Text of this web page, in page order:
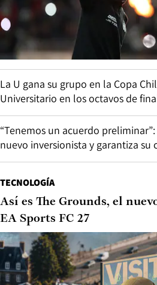
La U gana su grupo en la Copa
Universitario en los octavos de
“Tenemos un acuerdo
nuevo inversionista y garantiza su
TECNOLOGÍA
Así es The Grounds, el
EA Sports FC 27